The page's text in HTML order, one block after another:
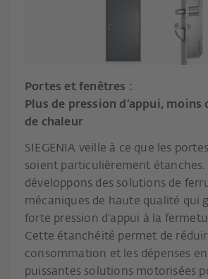
Portes et fenêtres :
Plus de pression d’appui,
de chaleur
SIEGENIA veille à ce que les
soient particulièrement étanches.
développons des solutions de
mécaniques de haute qualité qui
forte pression d'appui à la
Cette étanchéité permet de
consommation et les dépenses
puissantes solutions motorisées